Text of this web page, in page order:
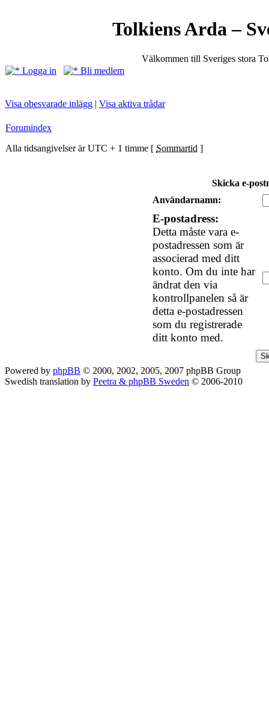
Tolkiens Arda –
Välkommen till Sveriges stora
Logga in
Bli medlem
Visa obesvarade inlägg | Visa aktiva trådar
Forumindex
Alla tidsangivelser är UTC + 1 timme [ Sommartid ]
Skicka e-
Användarnamn:
E-postadress:
Detta måste vara e-
postadressen som är
associerad med ditt
konto. Om du inte har
ändrat den via
kontrollpanelen så är
detta e-postadressen
som du registrerade
ditt konto med.
Powered by phpBB © 2000, 2002, 2005, 2007 phpBB Group
Swedish translation by Peetra & phpBB Sweden © 2006-2010